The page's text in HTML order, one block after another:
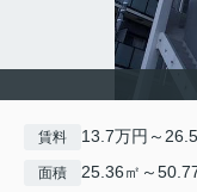
賃料 13.7万円～
面積 25.36㎡～